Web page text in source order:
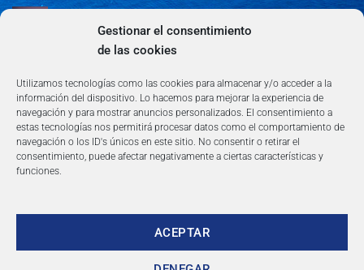
Gestionar el consentimiento
de las cookies
Utilizamos tecnologías como las cookies para almacenar y/o acceder a la
información del dispositivo. Lo hacemos para mejorar la experiencia de
navegación y para mostrar anuncios personalizados. El consentimiento a
estas tecnologías nos permitirá procesar datos como el comportamiento de
navegación o los ID's únicos en este sitio. No consentir o retirar el
consentimiento, puede afectar negativamente a ciertas características y
funciones.
ACEPTAR
Guía de Madrid: Arte, Cultura, Gastronomía y
Entretenimiento
Copyright 2026 ©360group.es